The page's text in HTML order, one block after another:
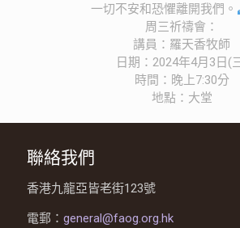
一切不安和恐懼離開我們。
周三祈禱會：
講員：羅天香牧師
日期：2024年4月3日(
時間：晚上7:30分
地點：大堂
聯絡我們
香港九龍亞皆老街123號
電郵： general@faog.org.hk